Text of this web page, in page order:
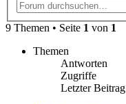
9 Themen • Seite 1 von 1
Themen
Antworten
Zugriffe
Letzter Beitrag